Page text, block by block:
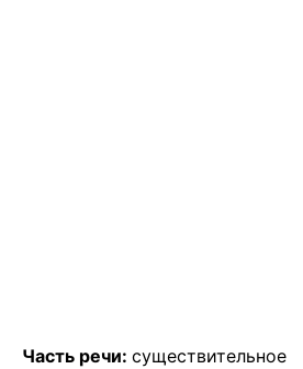
Часть речи: существительное